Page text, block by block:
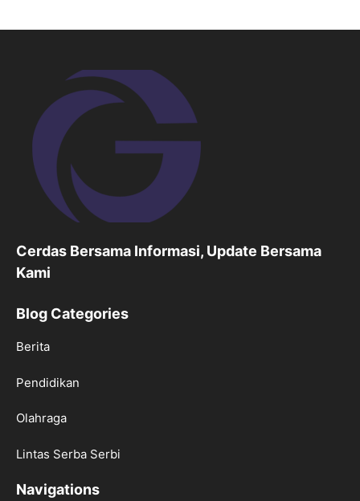
Cerdas Bersama Informasi, Update Bersama
Kami
Blog Categories
Berita
Pendidikan
Olahraga
Lintas Serba Serbi
Navigations